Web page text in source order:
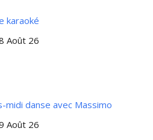
karaoké
Août 26
midi danse avec Massimo
Août 26